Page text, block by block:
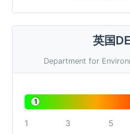
英国
Department for
1
1 3 5